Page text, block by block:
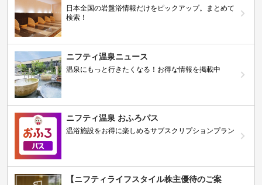
日本全国の岩盤浴情報だけをピックアップ。まとめて
検索！
ニフティ温泉ニュース
温泉にもっと行きたくなる！お得な情報を掲載中
ニフティ温泉 おふろパス
温浴施設をお得に楽しめるサブスクリプションプラン
【ニフティライフスタイル株主優待のご案